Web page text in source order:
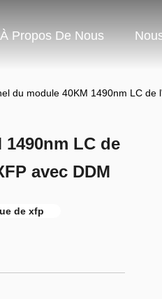
À Propos De Nous
du module 40KM 1490nm LC
LC de
avec DDM
de xfp